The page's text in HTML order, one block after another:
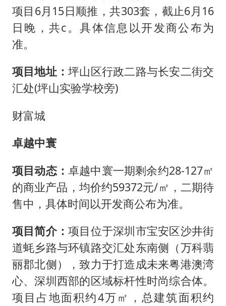
项目6月15日顺推，共303套，截止6月16
日晚，共c。具体信息以开发商公布为
准。
项目地址：坪山区行政二路与长安二街交
汇处(坪山实验学校旁)
财富城
卓越中寰
项目动态： 卓越中寰一期剩余约28-127㎡
的商业产品，均价约59372元/㎡，二期待
售中，具体时间以开发商公布为准。
项目简介：项目位于深圳市宝安区沙井街
道蚝乡路与环镇路交汇处东南侧（万科翡
丽郡北侧），致力于打造成未来粤港澳湾
心、深圳西部的区域标杆性时尚综合体。
项目占地面积约4万㎡，总建筑面积约